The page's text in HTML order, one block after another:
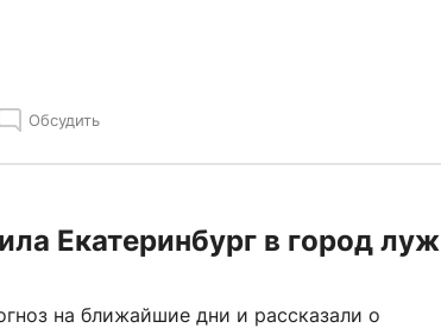
Обсудить
Екатеринбург в город луж
на ближайшие дни и рассказали о